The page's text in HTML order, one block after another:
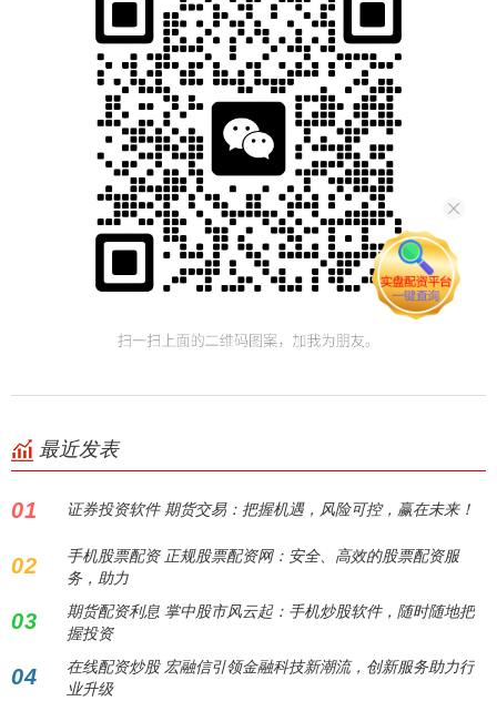
最近发表
01 证券投资软件 期货交易：把握机遇，风险可控，赢在未来！
02
手机股票配资 正规股票配资网：安全、高效的股票配资服
务，助力
03
期货配资利息 掌中股市风云起：手机炒股软件，随时随地把
握投资
04
在线配资炒股 宏融信引领金融科技新潮流，创新服务助力行
业升级